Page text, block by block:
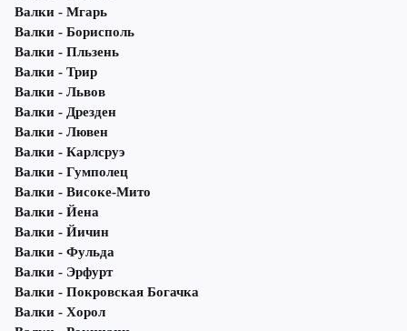
Валки - Мгарь
Валки - Борисполь
Валки - Пльзень
Валки - Трир
Валки - Львов
Валки - Дрезден
Валки - Лювен
Валки - Карлсруэ
Валки - Гумполец
Валки - Високе-Мито
Валки - Йена
Валки - Йичин
Валки - Фульда
Валки - Эрфурт
Валки - Покровская Богачка
Валки - Хорол